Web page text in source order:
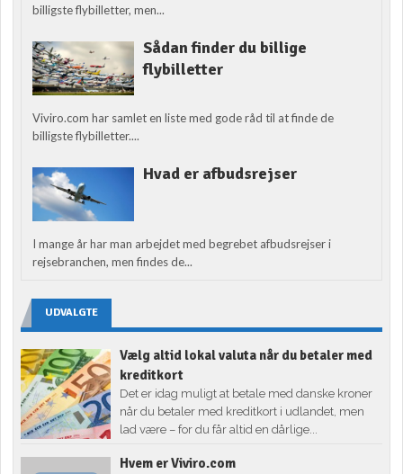
billigste flybilletter, men...
Sådan finder du billige
flybilletter
Viviro.com har samlet en liste med gode råd til at finde de
billigste flybilletter....
Hvad er afbudsrejser
I mange år har man arbejdet med begrebet afbudsrejser i
rejsebranchen, men findes de...
UDVALGTE
Vælg altid lokal valuta når du betaler med
kreditkort
Det er idag muligt at betale med danske kroner
når du betaler med kreditkort i udlandet, men
lad være – for du får altid en dårlige...
Hvem er Viviro.com